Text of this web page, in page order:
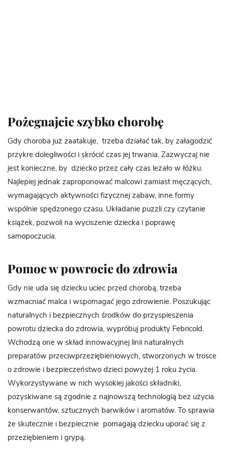
Pożegnajcie szybko chorobę
Gdy choroba już zaatakuje, trzeba działać tak, by załagodzić
przykre dolegliwości i skrócić czas jej trwania. Zazwyczaj nie
jest konieczne, by dziecko przez cały czas leżało w łóżku.
Najlepiej jednak zaproponować malcowi zamiast męczących,
wymagających aktywności fizycznej zabaw, inne formy
wspólnie spędzonego czasu. Układanie puzzli czy czytanie
książek, pozwoli na wyciszenie dziecka i poprawę
samopoczucia.
Pomoc w powrocie do zdrowia
Gdy nie uda się dziecku uciec przed chorobą, trzeba
wzmacniać malca i wspomagać jego zdrowienie. Poszukując
naturalnych i bezpiecznych środków do przyspieszenia
powrotu dziecka do zdrowia, wypróbuj produkty Febricold.
Wchodzą one w skład innowacyjnej linii naturalnych
preparatów przeciwprzeziębieniowych, stworzonych w trosce
o zdrowie i bezpieczeństwo dzieci powyżej 1 roku życia.
Wykorzystywane w nich wysokiej jakości składniki,
pozyskiwane są zgodnie z najnowszą technologią bez użycia
konserwantów, sztucznych barwików i aromatów. To sprawia
że skutecznie i bezpiecznie pomagają dziecku uporać się z
przeziębieniem i grypą.